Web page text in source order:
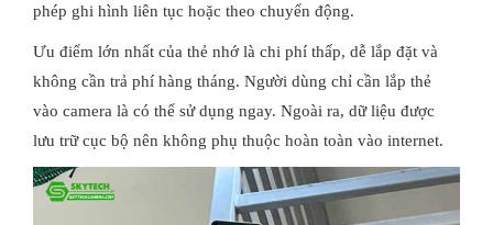
phép ghi hình liên tục hoặc theo chuyển động.
Ưu điểm lớn nhất của thẻ nhớ là chi phí thấp, dễ lắp đặt và
không cần trả phí hàng tháng. Người dùng chỉ cần lắp thẻ
vào camera là có thể sử dụng ngay. Ngoài ra, dữ liệu được
lưu trữ cục bộ nên không phụ thuộc hoàn toàn vào internet.